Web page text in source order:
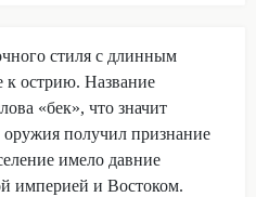
стиля с длинным
острию. Название
«бек», что значит
получил признание
имело давние
империей и Востоком.